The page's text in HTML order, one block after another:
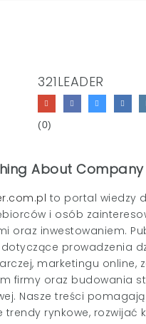
321LEADER
(0)
About Company
to portal wiedzy
i osób
oraz inwestowaniem.
dotyczące prowadzenia
marketingu online,
firmy oraz budowania
Nasze treści
trendy rynkowe, rozwijać